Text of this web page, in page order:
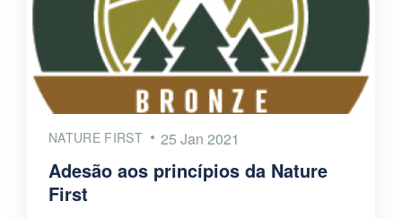
NATURE FIRST 25 Jan 2021
Adesão aos princípios da Nature
First